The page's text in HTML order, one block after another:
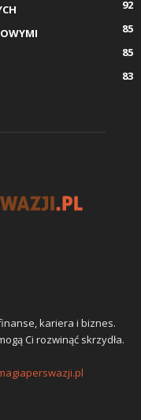
92
85
85
83
kariera i biznes.
Ci rozwinąć skrzydła.